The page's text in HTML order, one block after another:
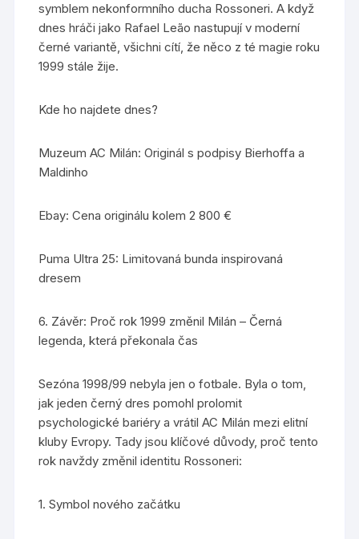
symblem nekonformního ducha Rossoneri. A když
dnes hráči jako Rafael Leão nastupují v moderní
černé variantě, všichni cítí, že něco z té magie roku
1999 stále žije.
Kde ho najdete dnes?
Muzeum AC Milán: Originál s podpisy Bierhoffa a
Maldinho
Ebay: Cena originálu kolem 2 800 €
Puma Ultra 25: Limitovaná bunda inspirovaná
dresem
6. Závěr: Proč rok 1999 změnil Milán – Černá
legenda, která překonala čas
Sezóna 1998/99 nebyla jen o fotbale. Byla o tom,
jak jeden černý dres pomohl prolomit
psychologické bariéry a vrátil AC Milán mezi elitní
kluby Evropy. Tady jsou klíčové důvody, proč tento
rok navždy změnil identitu Rossoneri:
1. Symbol nového začátku